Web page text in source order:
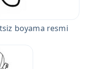
boyama resmi